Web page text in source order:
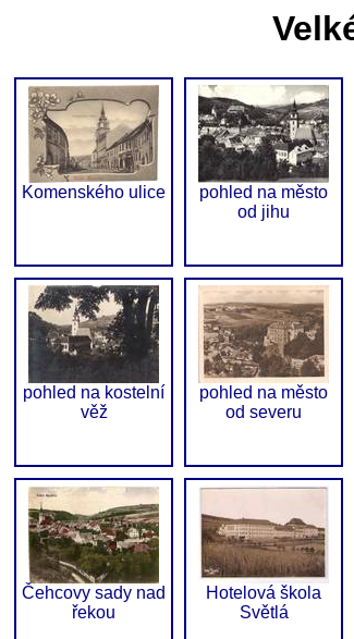
Komenského ulice
pohled na město
od jihu
pohled na kostelní
věž
pohled na město
od severu
Čehcovy sady nad
řekou
Hotelová škola
Světlá